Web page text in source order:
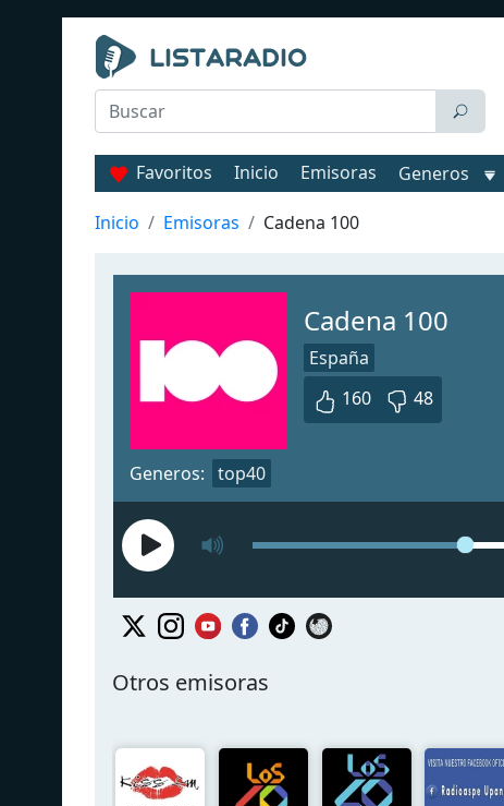
Favoritos Inicio Emisoras Generos
Inicio Emisoras Cadena 100
Cadena 100
España
160
48
Generos: top40
Otros emisoras